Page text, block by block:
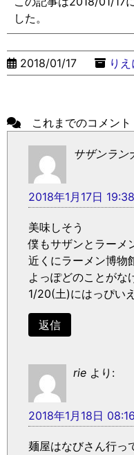
した。
2018/01/17 り
これまでのコメント
サザンラン
2018年1月17日 19:38
美味しそう
僕もサザンとラーメ
近くにラーメン博物
よっぽどのことがな
1/20(土)にはっぴい
返信
rie より:
2018年1月18日 08:16
麺屋はなびさん行っ